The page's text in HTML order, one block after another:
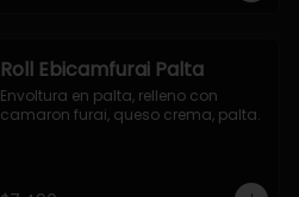
Roll Ebicamfurai Palta
Envoltura en palta, relleno con
camaron furai, queso crema, palta.